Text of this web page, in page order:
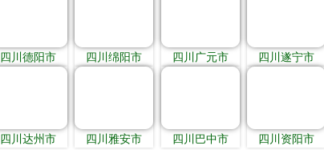
四川德阳市 四川绵阳市 四川广元市 四川遂宁市
四川达州市 四川雅安市 四川巴中市 四川资阳市